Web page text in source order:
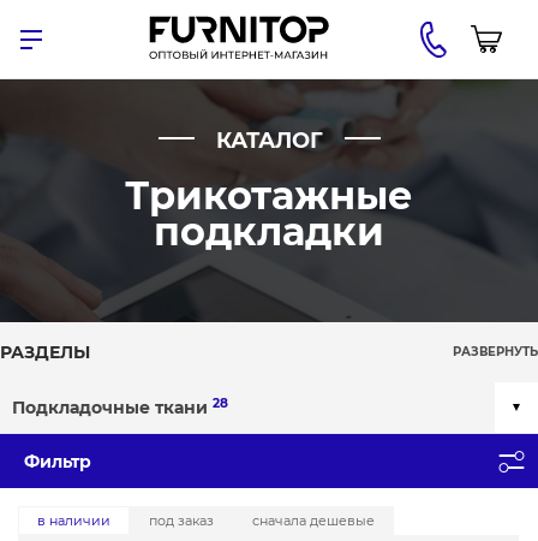
КАТАЛОГ
Трикотажные
подкладки
РАЗДЕЛЫ РАЗВЕРНУТЬ
Подкладочные ткани 28
Фильтр
в наличии под заказ
сначала дешевые